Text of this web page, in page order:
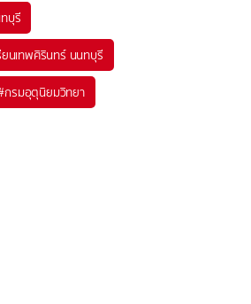
บุรี
ยนเทพศิรินทร์ นนทบุรี
กรมอุตุนิยมวิทยา